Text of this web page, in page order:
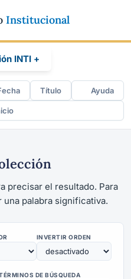
Institucional
INTI +
Título Ayuda
precisar el resultado. Para
una palabra significativa.
INVERTIR ORDEN
DE BÚSQUEDA